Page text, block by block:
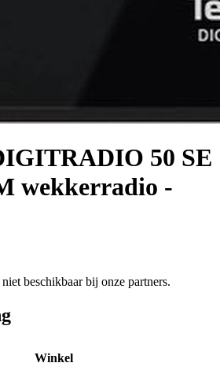
50 SE
wekkerradio -
beschikbaar bij onze partners.
Winkel